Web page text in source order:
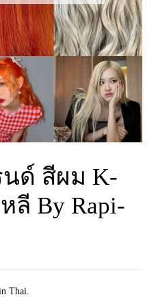
นด์ สีผม K-
ลี By Rapi-
Thai